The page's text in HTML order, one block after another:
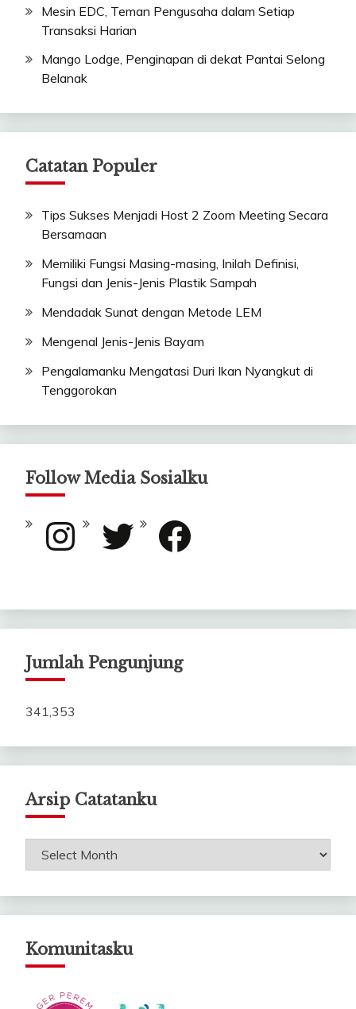
Mesin EDC, Teman Pengusaha dalam Setiap
Transaksi Harian
Mango Lodge, Penginapan di dekat Pantai Selong
Belanak
Catatan Populer
Tips Sukses Menjadi Host 2 Zoom Meeting Secara
Bersamaan
Memiliki Fungsi Masing-masing, Inilah Definisi,
Fungsi dan Jenis-Jenis Plastik Sampah
Mendadak Sunat dengan Metode LEM
Mengenal Jenis-Jenis Bayam
Pengalamanku Mengatasi Duri Ikan Nyangkut di
Tenggorokan
Follow Media Sosialku
Instagram Twitter Facebook
Jumlah Pengunjung
341,353
Arsip Catatanku
Arsip
Catatanku
Komunitasku